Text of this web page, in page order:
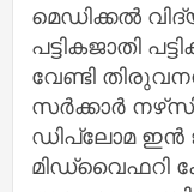
മെഡിക്കൽ
പട്ടികജാതി
വേണ്ടി
സർക്കാർ
ഡിപ്ലോമ
മിഡ്വൈഫറി